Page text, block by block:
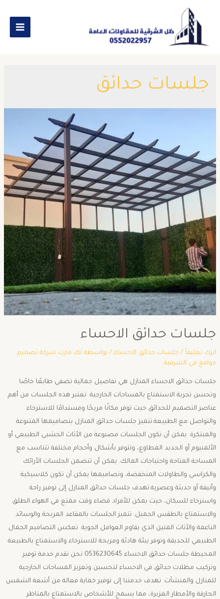
جلسات حدائق
جلسات حدائق الاحساء
اترك تعليقاً / جلسات حدائق الاحساء/ بواسطة تك مارت شركة تصميم
مواقع في الشرقية
جلسات حدائق الاحساء المنازل هي تفاصيل جمالية تضفي طابعًا خاصًا
وتحسن تجربة الاستمتاع بالمساحات الخارجية. تعتبر هذه الجلسات من أهم
عناصر التصميم للحدائق حيث توفر مكانًا مريحًا ومستدامًا للاسترخاء
والتواصل مع الطبيعة.تتميز جلسات حدائق المنازل بتصاميمها المتنوعة
والمبتكرة. يمكن أن تكون الجلسات مصنوعة من الأثاث الخشبي الطبيعي أو
الألمنيوم أو الحديد المطاوع، وتتوفر بأشكال وأحجام مختلفة تتناسب مع
المساحة المتاحة واحتياجات المالك. يمكن أن تتضمن الجلسات الأرائك
والكراسي والطاولات المنخفضة، وتصاميمها يمكن أن تكون كلاسيكية
وأنيقة أو حديثة وعصرية.تهدف جلسات حدائق المنازل إلى توفير راحة
واسترخاء للسكان، حيث يمكن للأفراد قضاء وقت ممتع في الهواء الطلق
والاستمتاع بالطقس الجميل. تتميز الجلسات بالمقاعد المريحة والوسائد
الناعمة والأثاث المتين الذي يقاوم العوامل الجوية. تعكس التصاميم الجمال
الطبيعي للحديقة وتوفر بيئة هادئة ومريحة للاسترخاء والاستمتاع بالطبيعة
المحيطة جلسات حدائق الاحساء 0536230645 نحن نقدم خدمة توفير
وتركيب مظلات حدائق في الاحساء لتحسين وتعزيز المساحات الخارجية
للمنازل والمنشآت. تهدف خدمتنا إلى توفير حماية فعالة من أشعة الشمس
الحارقة والأمطار الغزيرة، مما يسمح للأشخاص بالاستمتاع بالمناظر